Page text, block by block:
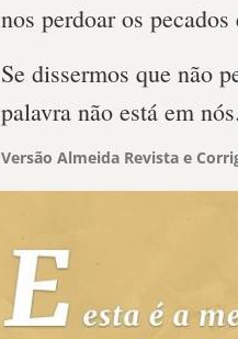
nos perdoar os
Se dissermos que não
palavra não está em nós.
Versão Almeida Revista e